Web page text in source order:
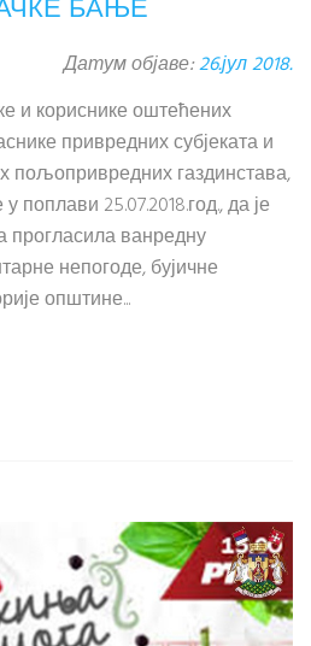
БАЊЕ
Датум објаве:26.јул 2018.
и кориснике оштећених
привредних субјеката и
пољопривредних газдинстава,
поплави 25.07.2018.год., да је
ванредну
непогоде, бујичне
општине...